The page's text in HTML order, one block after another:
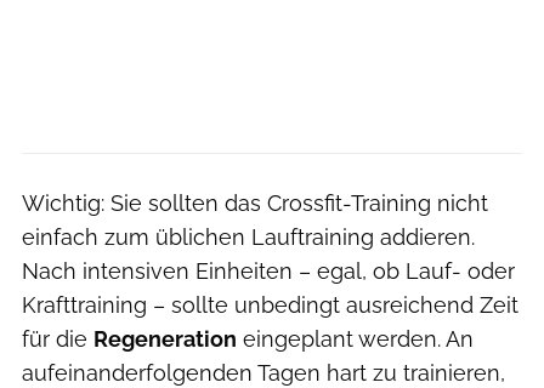
Wichtig: Sie sollten das Crossfit-Training nicht
einfach zum üblichen Lauftraining addieren.
Nach intensiven Einheiten – egal, ob Lauf- oder
Krafttraining – sollte unbedingt ausreichend Zeit
für die Regeneration eingeplant werden. An
aufeinanderfolgenden Tagen hart zu trainieren,